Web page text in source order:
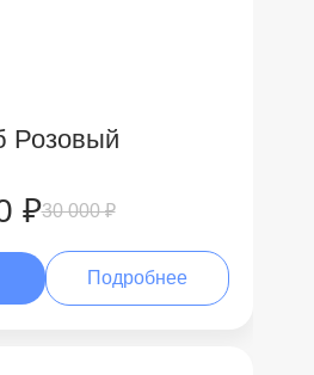
Розовый
₽30 000 ₽
Подробнее